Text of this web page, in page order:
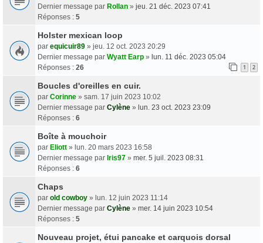
Dernier message par Rollan » jeu. 21 déc. 2023 07:41
Réponses : 5
Holster mexican loop
par equicuir89 » jeu. 12 oct. 2023 20:29
Dernier message par Wyatt Earp » lun. 11 déc. 2023 05:04
Réponses : 26 1 2
Boucles d'oreilles en cuir.
par Corinne » sam. 17 juin 2023 10:02
Dernier message par Cylène » lun. 23 oct. 2023 23:09
Réponses : 6
Boîte à mouchoir
par Eliott » lun. 20 mars 2023 16:58
Dernier message par Iris97 » mer. 5 juil. 2023 08:31
Réponses : 6
Chaps
par old cowboy » lun. 12 juin 2023 11:14
Dernier message par Cylène » mer. 14 juin 2023 10:54
Réponses : 5
Nouveau projet, étui pancake et carquois dorsal